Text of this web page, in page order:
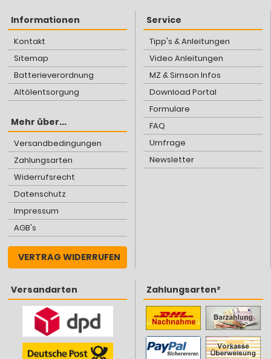
Informationen
Kontakt
Sitemap
Batterieverordnung
Altölentsorgung
Mehr über...
Versandbedingungen
Zahlungsarten
Widerrufsrecht
Datenschutz
Impressum
AGB's
VERTRAG WIDERRUFEN
Service
Tipp's & Anleitungen
Video Anleitungen
MZ & Simson Infos
Download Portal
Formulare
FAQ
Umfrage
Newsletter
Versandarten Zahlungsarten²